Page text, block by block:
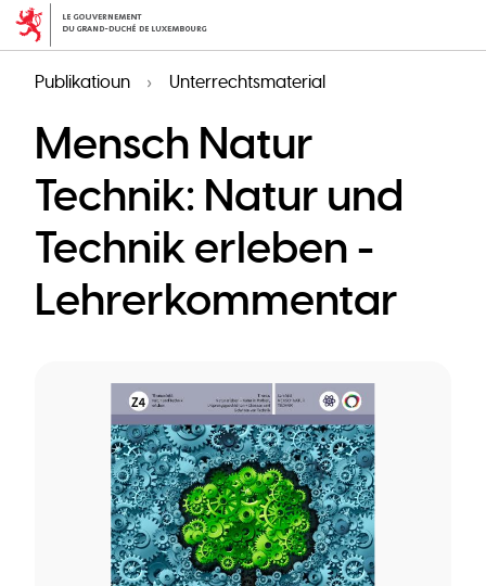
Skip
contentPublikatioun Unterrechtsmaterial
Mensch Natur
Technik: Natur und
Technik erleben -
Lehrerkommentar